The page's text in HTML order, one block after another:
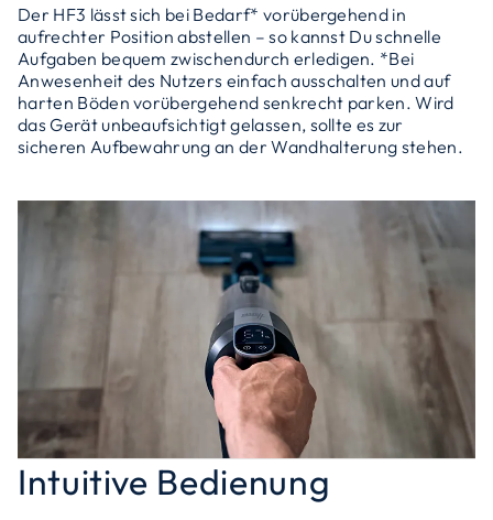
Der HF3 lässt sich bei Bedarf* vorübergehend in
aufrechter Position abstellen – so kannst Du schnelle
Aufgaben bequem zwischendurch erledigen. *Bei
Anwesenheit des Nutzers einfach ausschalten und auf
harten Böden vorübergehend senkrecht parken. Wird
das Gerät unbeaufsichtigt gelassen, sollte es zur
sicheren Aufbewahrung an der Wandhalterung stehen.
Intuitive Bedienung